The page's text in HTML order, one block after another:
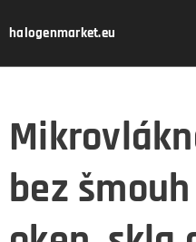
halogenmarket.eu
bez